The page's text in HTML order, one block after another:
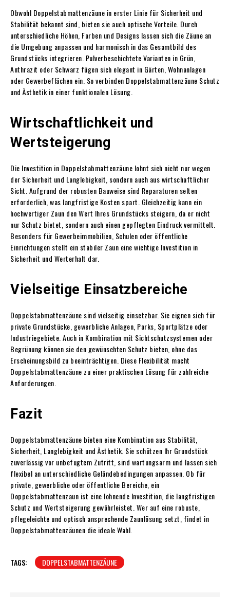
Obwohl Doppelstabmattenzäune in erster Linie für Sicherheit und
Stabilität bekannt sind, bieten sie auch optische Vorteile. Durch
unterschiedliche Höhen, Farben und Designs lassen sich die Zäune an
die Umgebung anpassen und harmonisch in das Gesamtbild des
Grundstücks integrieren. Pulverbeschichtete Varianten in Grün,
Anthrazit oder Schwarz fügen sich elegant in Gärten, Wohnanlagen
oder Gewerbeflächen ein. So verbinden Doppelstabmattenzäune Schutz
und Ästhetik in einer funktionalen Lösung.
Wirtschaftlichkeit und
Wertsteigerung
Die Investition in Doppelstabmattenzäune lohnt sich nicht nur wegen
der Sicherheit und Langlebigkeit, sondern auch aus wirtschaftlicher
Sicht. Aufgrund der robusten Bauweise sind Reparaturen selten
erforderlich, was langfristige Kosten spart. Gleichzeitig kann ein
hochwertiger Zaun den Wert Ihres Grundstücks steigern, da er nicht
nur Schutz bietet, sondern auch einen gepflegten Eindruck vermittelt.
Besonders für Gewerbeimmobilien, Schulen oder öffentliche
Einrichtungen stellt ein stabiler Zaun eine wichtige Investition in
Sicherheit und Werterhalt dar.
Vielseitige Einsatzbereiche
Doppelstabmattenzäune sind vielseitig einsetzbar. Sie eignen sich für
private Grundstücke, gewerbliche Anlagen, Parks, Sportplätze oder
Industriegebiete. Auch in Kombination mit Sichtschutzsystemen oder
Begrünung können sie den gewünschten Schutz bieten, ohne das
Erscheinungsbild zu beeinträchtigen. Diese Flexibilität macht
Doppelstabmattenzäune zu einer praktischen Lösung für zahlreiche
Anforderungen.
Fazit
Doppelstabmattenzäune bieten eine Kombination aus Stabilität,
Sicherheit, Langlebigkeit und Ästhetik. Sie schützen Ihr Grundstück
zuverlässig vor unbefugtem Zutritt, sind wartungsarm und lassen sich
flexibel an unterschiedliche Geländebedingungen anpassen. Ob für
private, gewerbliche oder öffentliche Bereiche, ein
Doppelstabmattenzaun ist eine lohnende Investition, die langfristigen
Schutz und Wertsteigerung gewährleistet. Wer auf eine robuste,
pflegeleichte und optisch ansprechende Zaunlösung setzt, findet in
Doppelstabmattenzäunen die ideale Wahl.
TAGS: DOPPELSTABMATTENZÄUNE